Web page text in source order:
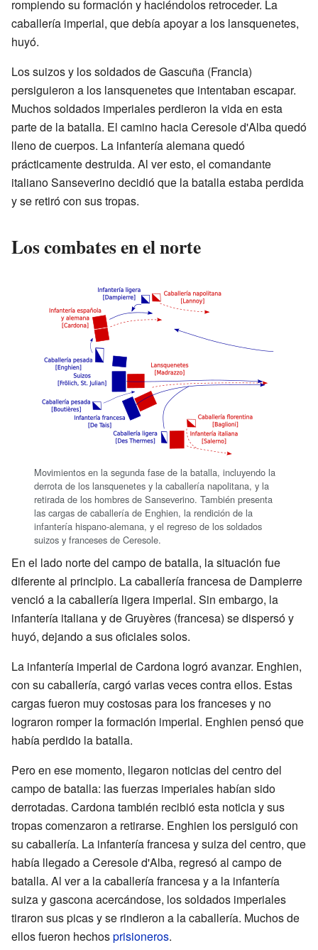
rompiendo su formación y haciéndolos retroceder. La
caballería imperial, que debía apoyar a los lansquenetes,
huyó.
Los suizos y los soldados de Gascuña (Francia)
persiguieron a los lansquenetes que intentaban escapar.
Muchos soldados imperiales perdieron la vida en esta
parte de la batalla. El camino hacia Ceresole d'Alba quedó
lleno de cuerpos. La infantería alemana quedó
prácticamente destruida. Al ver esto, el comandante
italiano Sanseverino decidió que la batalla estaba perdida
y se retiró con sus tropas.
Los combates en el norte
Movimientos en la segunda fase de la batalla, incluyendo la
derrota de los lansquenetes y la caballería napolitana, y la
retirada de los hombres de Sanseverino. También presenta
las cargas de caballería de Enghien, la rendición de la
infantería hispano-alemana, y el regreso de los soldados
suizos y franceses de Ceresole.
En el lado norte del campo de batalla, la situación fue
diferente al principio. La caballería francesa de Dampierre
venció a la caballería ligera imperial. Sin embargo, la
infantería italiana y de Gruyères (francesa) se dispersó y
huyó, dejando a sus oficiales solos.
La infantería imperial de Cardona logró avanzar. Enghien,
con su caballería, cargó varias veces contra ellos. Estas
cargas fueron muy costosas para los franceses y no
lograron romper la formación imperial. Enghien pensó que
había perdido la batalla.
Pero en ese momento, llegaron noticias del centro del
campo de batalla: las fuerzas imperiales habían sido
derrotadas. Cardona también recibió esta noticia y sus
tropas comenzaron a retirarse. Enghien los persiguió con
su caballería. La infantería francesa y suiza del centro, que
había llegado a Ceresole d'Alba, regresó al campo de
batalla. Al ver a la caballería francesa y a la infantería
suiza y gascona acercándose, los soldados imperiales
tiraron sus picas y se rindieron a la caballería. Muchos de
ellos fueron hechosprisioneros.